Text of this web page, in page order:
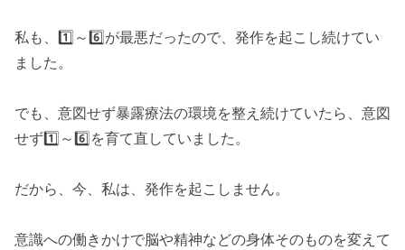
私も、1️⃣～6️⃣が最悪だったので、発作を起こし続けてい
ました。
でも、意図せず暴露療法の環境を整え続けていたら、意図
せず1️⃣～6️⃣を育て直していました。
だから、今、私は、発作を起こしません。
意識への働きかけで脳や精神などの身体そのものを変えて